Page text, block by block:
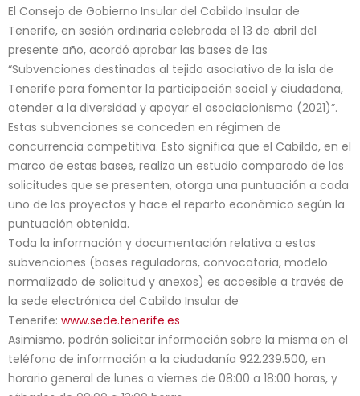
El Consejo de Gobierno Insular del Cabildo Insular de
Tenerife, en sesión ordinaria celebrada el 13 de abril del
presente año, acordó aprobar las bases de las
“Subvenciones destinadas al tejido asociativo de la isla de
Tenerife para fomentar la participación social y ciudadana,
atender a la diversidad y apoyar el asociacionismo (2021)”.
Estas subvenciones se conceden en régimen de
concurrencia competitiva. Esto significa que el Cabildo, en el
marco de estas bases, realiza un estudio comparado de las
solicitudes que se presenten, otorga una puntuación a cada
uno de los proyectos y hace el reparto económico según la
puntuación obtenida.
Toda la información y documentación relativa a estas
subvenciones (bases reguladoras, convocatoria, modelo
normalizado de solicitud y anexos) es accesible a través de
la sede electrónica del Cabildo Insular de
Tenerife: www.sede.tenerife.es
Asimismo, podrán solicitar información sobre la misma en el
teléfono de información a la ciudadanía 922.239.500, en
horario general de lunes a viernes de 08:00 a 18:00 horas, y